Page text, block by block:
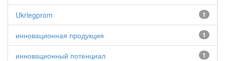
1
Ukrlegprom
1
инновационная продукция
1
инновационный потенциал